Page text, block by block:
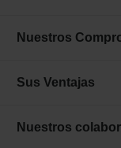
Nuestros
Sus Ventajas
Nuestros